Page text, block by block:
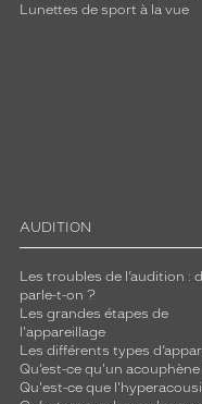
Lunettes de sport à la vue
AUDITION
Les troubles de l’audition :
parle-t-on ?
Les grandes étapes de
l'appareillage
Les différents types
Qu’est-ce qu'un
Qu'est-ce que